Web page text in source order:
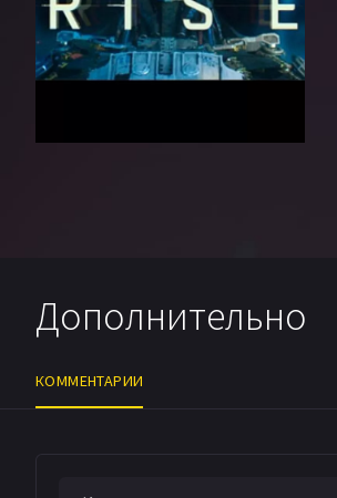
Дополнительно
КОММЕНТАРИИ